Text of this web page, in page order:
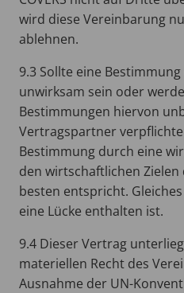
wird diese Vereinbarung
ablehnen.
9.3 Sollte eine
unwirksam sein oder
Bestimmungen hiervon
Vertragspartner
Bestimmung durch eine
den wirtschaftlichen
besten entspricht.
eine Lücke enthalten ist.
9.4 Dieser Vertrag
materiellen Recht des
Ausnahme der UN-